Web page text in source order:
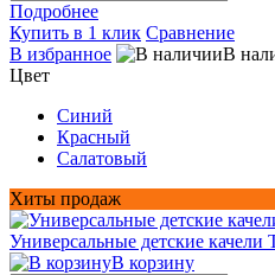
Подробнее
Купить в 1 клик Сравнение
В избранное
В
Цвет
Синий
Красный
Салатовый
Хиты продаж
Универсальные детские качели
В корзину